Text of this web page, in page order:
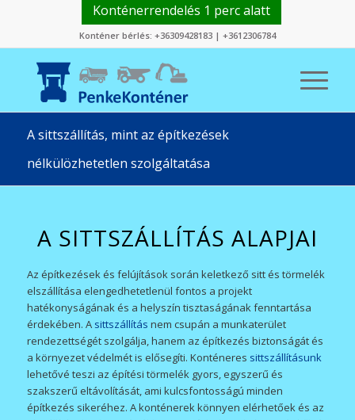
Konténerrendelés 1 perc alatt
Konténer bérlés: +36309428183| +3612306784
A sittszállítás, mint az építkezések
nélkülözhetetlen szolgáltatása
A SITTSZÁLLÍTÁS ALAPJAI
Az építkezések és felújítások során keletkező sitt és törmelék
elszállítása elengedhetetlenül fontos a projekt
hatékonyságának és a helyszín tisztaságának fenntartása
érdekében. A sittszállítás nem csupán a munkaterület
rendezettségét szolgálja, hanem az építkezés biztonságát és
a környezet védelmét is elősegíti. Konténeres sittszállításunk
lehetővé teszi az építési törmelék gyors, egyszerű és
szakszerű eltávolítását, ami kulcsfontosságú minden
építkezés sikeréhez. A konténerek könnyen elérhetőek és az